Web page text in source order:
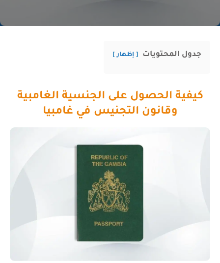
جدول المحتويات إظهار
كيفية الحصول على الجنسية الغامبية
وقانون التجنيس في غامبيا